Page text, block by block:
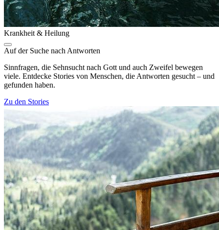
Krankheit & Heilung
Auf der Suche nach Antworten
Sinnfragen, die Sehnsucht nach Gott und auch Zweifel bewegen
viele. Entdecke Stories von Menschen, die Antworten gesucht – und
gefunden haben.
Zu den Stories